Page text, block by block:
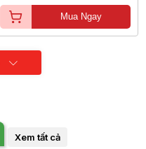
Mua Ngay
Xem tất cả